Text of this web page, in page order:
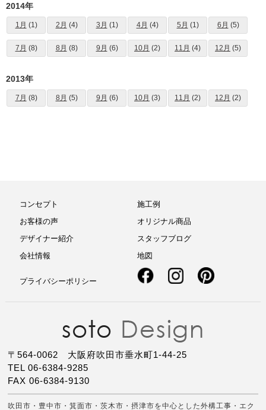
2014年
1月 (1) 2月 (4) 3月 (1) 4月 (4) 5月 (1) 6月 (5)
7月 (8) 8月 (8) 9月 (6) 10月 (2) 11月 (4) 12月 (5)
2013年
7月 (8) 8月 (5) 9月 (6) 10月 (3) 11月 (2) 12月 (2)
コンセプト
施工例
お客様の声
オリジナル商品
デザイナー紹介
スタッフブログ
会社情報
地図
プライバシーポリシー
〒564-0062 大阪府吹田市垂水町1-44-25
TEL 06-6384-9285
FAX 06-6384-9130
吹田市・豊中市・箕面市・茨木市・摂津市を中心とした外構工事・エク